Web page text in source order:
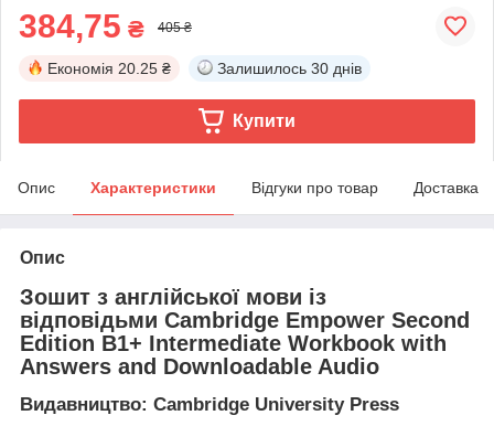
384,75 ₴ 405 ₴
Економія 20.25 ₴ Залишилось 30 днів
Купити
Опис Характеристики Відгуки про товар Доставка
Опис
Зошит з англійської мови із
відповідьми Cambridge Empower Second
Edition B1+ Intermediate Workbook with
Answers and Downloadable Audio
Видавництво: Cambridge University Press